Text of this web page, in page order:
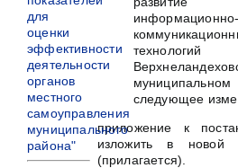
информационно-
следующее
приложение к
изложить в новой
(прилагается).
для
оценки
эффективности
деятельности
органов
местного
самоуправления
муниципального
района"